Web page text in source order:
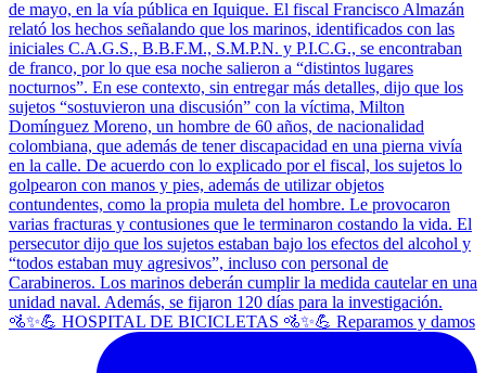
🚵✨💪 HOSPITAL DE BICICLETAS 🚵✨💪 Reparamos y damos